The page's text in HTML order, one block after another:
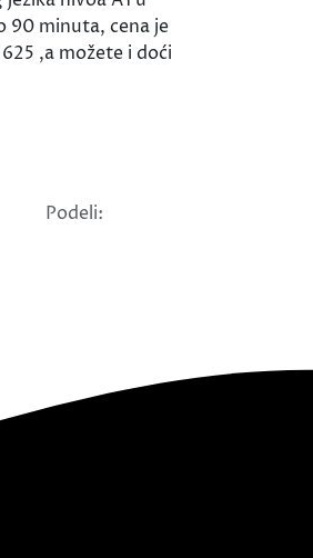
90 minuta, cena je
,a možete i doći
Podeli: